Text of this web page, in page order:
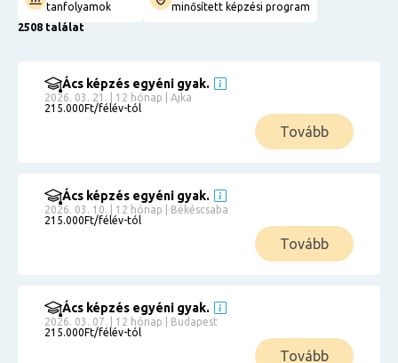
tanfolyamok
minősített képzési program
2508 találat
Ács képzés egyéni gyak.
2026. 03. 21. | 12 hónap | Ajka
215.000Ft/félév-tól
Tovább
Ács képzés egyéni gyak.
2026. 03. 10. | 12 hónap | Békéscsaba
215.000Ft/félév-tól
Tovább
Ács képzés egyéni gyak.
2026. 03. 07. | 12 hónap | Budapest
215.000Ft/félév-tól
Tovább